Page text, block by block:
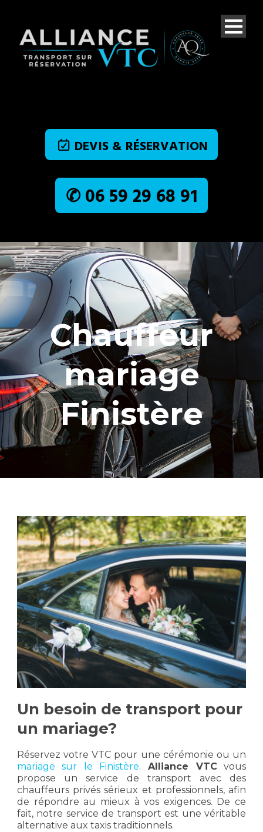
DEVIS & RÉSERVATION
✆ 06 59 29 68 91
Chauffeur
mariage
Finistère
Un besoin de transport pour
un mariage?
Réservez votre VTC pour une cérémonie ou un
mariage sur le Finistère. Alliance VTCvous
propose un service de transport avec des
chauffeurs privés sérieux et professionnels, afin
de répondre au mieux à vos exigences. De ce
fait, notre service de transport est une véritable
alternative aux taxis traditionnels.